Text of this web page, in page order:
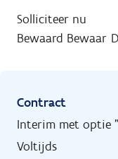
Solliciteer nu
Bewaard Bewaar
Contract
Interim met optie
Voltijds